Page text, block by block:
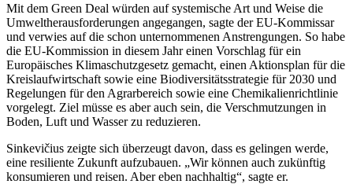
Mit dem Green Deal würden auf systemische Art und Weise die
Umweltherausforderungen angegangen, sagte der EU-Kommissar
und verwies auf die schon unternommenen Anstrengungen. So habe
die EU-Kommission in diesem Jahr einen Vorschlag für ein
Europäisches Klimaschutzgesetz gemacht, einen Aktionsplan für die
Kreislaufwirtschaft sowie eine Biodiversitätsstrategie für 2030 und
Regelungen für den Agrarbereich sowie eine Chemikalienrichtlinie
vorgelegt. Ziel müsse es aber auch sein, die Verschmutzungen in
Boden, Luft und Wasser zu reduzieren.
Sinkevičius zeigte sich überzeugt davon, dass es gelingen werde,
eine resiliente Zukunft aufzubauen. „Wir können auch zukünftig
konsumieren und reisen. Aber eben nachhaltig“, sagte er.